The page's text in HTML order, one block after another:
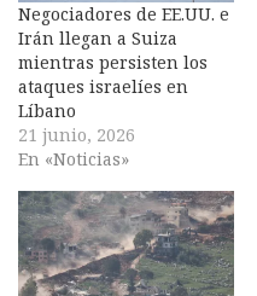
Negociadores de EE.UU. e
Irán llegan a Suiza
mientras persisten los
ataques israelíes en
Líbano
21 junio, 2026
En «Noticias»